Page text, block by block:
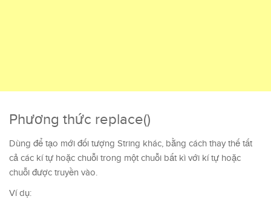
Phương thức replace()
Dùng để tạo mới đối tượng String khác, bằng cách thay thế tất
cả các kí tự hoặc chuỗi trong một chuỗi bất kì với kí tự hoặc
chuỗi được truyền vào.
Ví dụ: